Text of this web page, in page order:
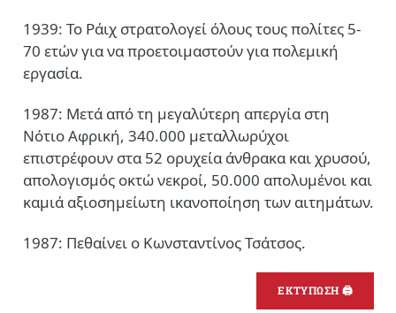
1939: Το Ράιχ στρατολογεί όλους τους πολίτες 5-
70 ετών για να προετοιμαστούν για πολεμική
εργασία.
1987: Μετά από τη μεγαλύτερη απεργία στη
Νότιο Αφρική, 340.000 μεταλλωρύχοι
επιστρέφουν στα 52 ορυχεία άνθρακα και χρυσού,
απολογισμός οκτώ νεκροί, 50.000 απολυμένοι και
καμιά αξιοσημείωτη ικανοποίηση των αιτημάτων.
1987: Πεθαίνει ο Κωνσταντίνος Τσάτσος.
ΕΚΤΥΠΩΣΗ 🖨